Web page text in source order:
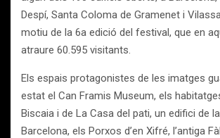
Despí, Santa Coloma de Gramenet i
motiu de la 6a edició del festival, que en
atraure 60.595 visitants.
Els espais protagonistes de les imatges
estat el Can Framis Museum, els
Biscaia i de La Casa del pati, un edifici de
Barcelona, els Porxos d’en Xifré, l’antiga